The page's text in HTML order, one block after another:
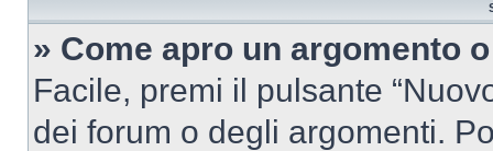
» Come apro un argomento
Facile, premi il pulsante
dei forum o degli argomenti.